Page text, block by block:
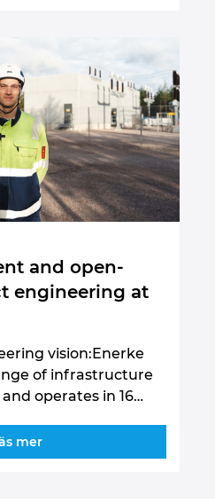
and open-
engineering at
vision:Enerke
of infrastructure
operates in 16…
mer